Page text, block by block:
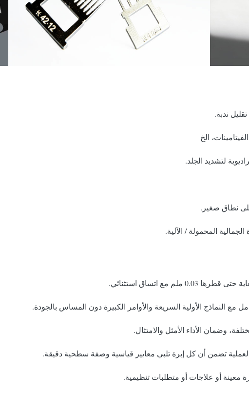
ندبة.
الخ
لتشديد الجلد.
نطاق صغير.
المحمولة / الآلية.
ملم مع اتساق استثنائي.
مع النماذج الأولية السريعة والأوامر الكبيرة دون المساس بالجودة.
وضمان الأداء الأمثل والامتثال.
تضمن أن كل إبرة تلبي معايير قياسية وصفة سطحية دقيقة.
معينة أو علاجات أو متطلبات تنظيمية.